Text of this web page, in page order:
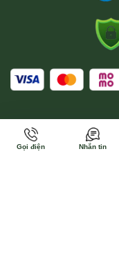
Gọi điện Nhắn tin